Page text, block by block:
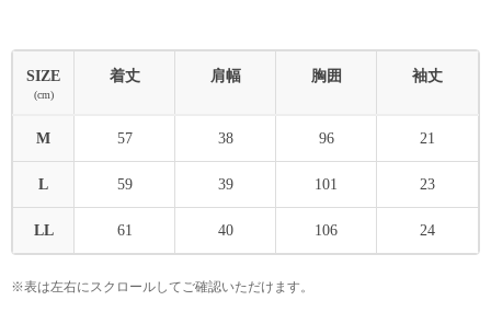
SIZE
(cm)
着丈 肩幅 胸囲 袖丈
M 57 38 96 21
L 59 39 101 23
LL 61 40 106 24
※表は左右にスクロールしてご確認いただけます。